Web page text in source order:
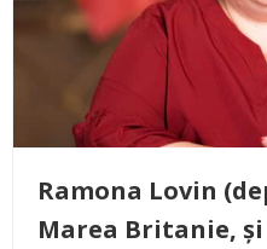
Ramona Lovin
Marea Britanie,